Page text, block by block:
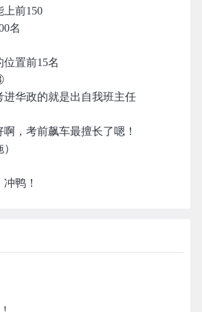
上前150
名
置前15名
进华政的就是出自我班主任
，考前飙车最擅长了嗯！
鸭！